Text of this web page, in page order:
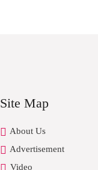
Site Map
About Us
Advertisement
Video